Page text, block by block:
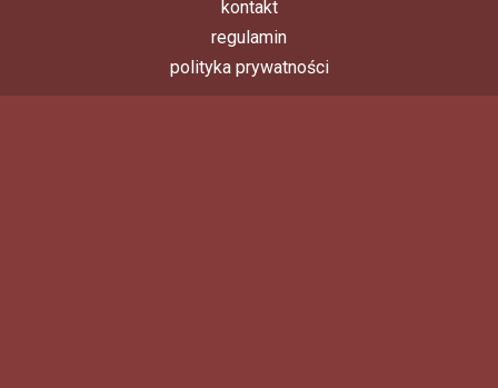
kontakt
regulamin
polityka prywatności